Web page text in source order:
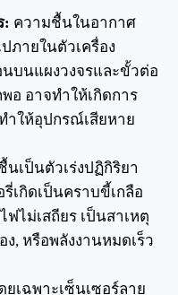
: ความชื้นในอากาศ
ภายในตัวเครื่อง
บนแผงวงจรและขั้วต่อ
อ อาจทำให้เกิดการ
ำให้อุปกรณ์เสียหาย
นเป็นตัวเร่งปฏิกิริยา
เกิดเป็นคราบขี้เกลือ
ฟไม่เสถียร เป็นสาเหตุ
, หรือพลังงานหมดเร็ว
ยเฉพาะเซ็นเซอร์ลาย